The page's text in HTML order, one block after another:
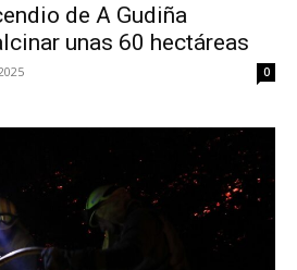
de A Gudiña
unas 60 hectáreas
0